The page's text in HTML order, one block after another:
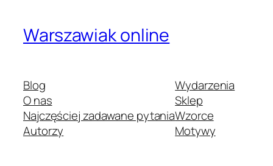
Warszawiak online
Blog
O nas
Najczęściej zadawane pytania
Autorzy
Wydarzenia
Sklep
Wzorce
Motywy